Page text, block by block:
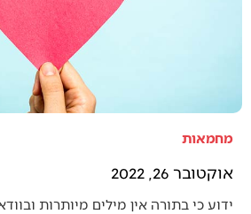
מחמאות
אוקטובר 26, 2022
ידוע כי בתורה אין מילים מיותרות